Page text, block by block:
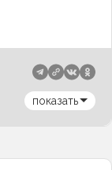
показать